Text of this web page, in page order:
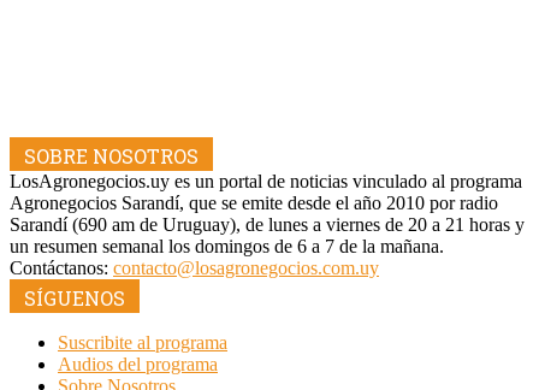
SOBRE NOSOTROS
LosAgronegocios.uy es un portal de noticias vinculado al programa
Agronegocios Sarandí, que se emite desde el año 2010 por radio
Sarandí (690 am de Uruguay), de lunes a viernes de 20 a 21 horas y
un resumen semanal los domingos de 6 a 7 de la mañana.
Contáctanos: contacto@losagronegocios.com.uy
SÍGUENOS
Suscribite al programa
Audios del programa